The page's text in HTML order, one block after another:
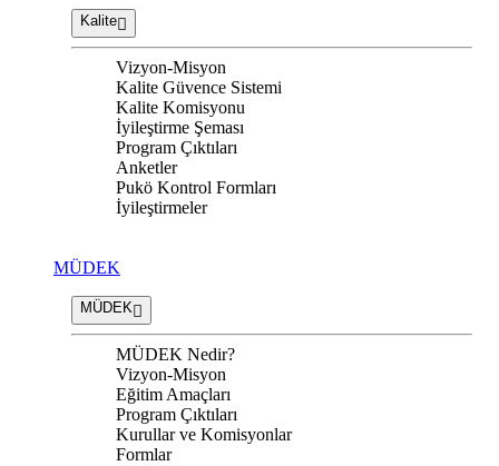
Kalite
Vizyon-Misyon
Kalite Güvence Sistemi
Kalite Komisyonu
İyileştirme Şeması
Program Çıktıları
Anketler
Pukö Kontrol Formları
İyileştirmeler
MÜDEK
MÜDEK
MÜDEK Nedir?
Vizyon-Misyon
Eğitim Amaçları
Program Çıktıları
Kurullar ve Komisyonlar
Formlar